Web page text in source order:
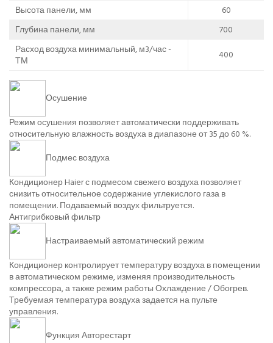
Высота панели, мм
60
Глубина панели, мм
700
Расход воздуха минимальный, м3/час -
ТМ
400
Осушение
Режим осушения позволяет автоматически поддерживать
относительную влажность воздуха в диапазоне от 35 до 60 %.
Подмес воздуха
Кондиционер Haier с подмесом свежего воздуха позволяет
снизить относительное содержание углекислого газа в
помещении. Подаваемый воздух фильтруется.
Антигрибковый фильтр
Настраиваемый автоматический режим
Кондиционер контролирует температуру воздуха в помещении
в автоматическом режиме, изменяя производительность
компрессора, а также режим работы Охлаждение / Обогрев.
Требуемая температура воздуха задается на пульте
управления.
Функция Авторестарт